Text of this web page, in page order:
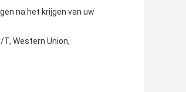
na het krijgen van uw
T, Western Union,